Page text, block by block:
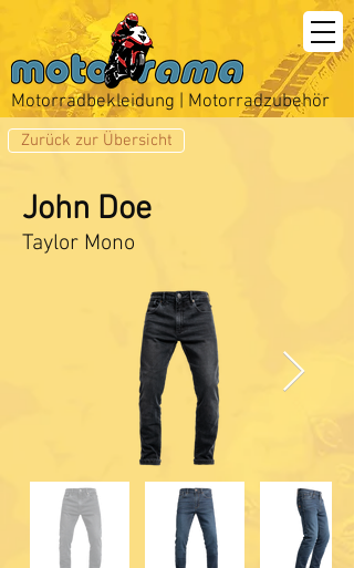
Motorradbekleidung | Motorradzubehör
Zurück zur Übersicht
John Doe
Taylor Mono